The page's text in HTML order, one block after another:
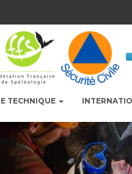
TECHNIQUE